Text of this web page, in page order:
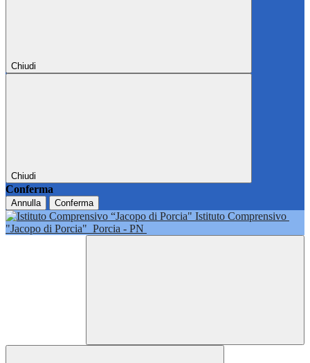
Chiudi
Chiudi
Conferma
Annulla Conferma
Istituto Comprensivo
"Jacopo di Porcia" Porcia - PN